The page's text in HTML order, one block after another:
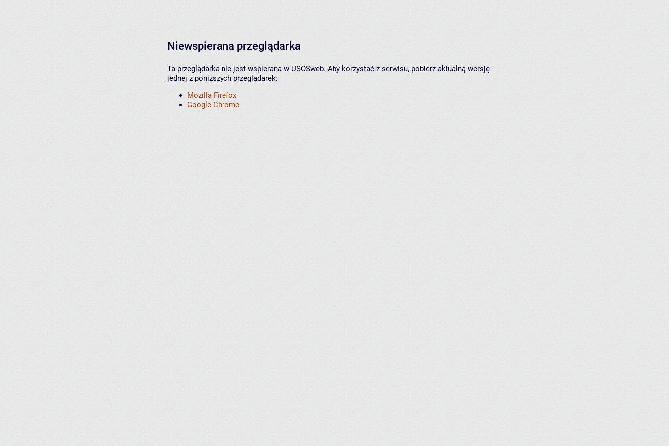
Niewspierana przeglądarka
Ta przeglądarka nie jest wspierana w USOSweb. Aby korzystać z serwisu, pobierz aktualną wersję
jednej z poniższych przeglądarek:
Mozilla Firefox
Google Chrome